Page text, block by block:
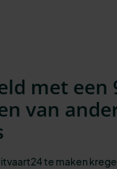
met een
van
te maken